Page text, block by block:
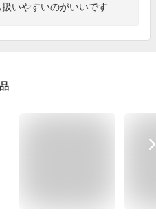
いやすいのがいいです